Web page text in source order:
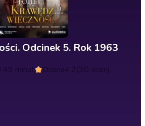
Odcinek 5. Rok 1963
49 minut Ocena4.2(30 ocen)